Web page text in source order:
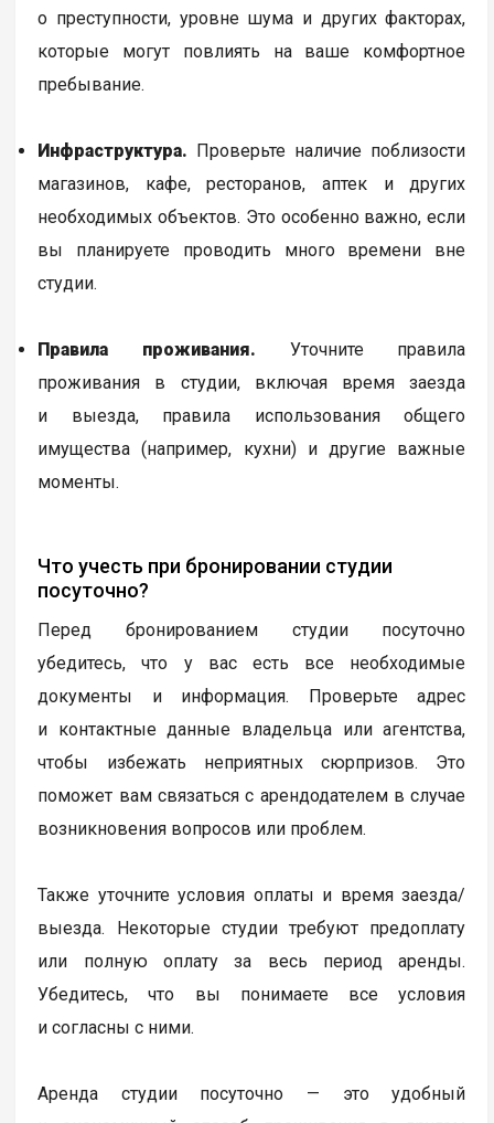
о преступности, уровне шума и других факторах,
которые могут повлиять на ваше комфортное
пребывание.
Инфраструктура. Проверьте наличие поблизости
магазинов, кафе, ресторанов, аптек и других
необходимых объектов. Это особенно важно, если
вы планируете проводить много времени вне
студии.
Правила проживания. Уточните правила
проживания в студии, включая время заезда
и выезда, правила использования общего
имущества (например, кухни) и другие важные
моменты.
Что учесть при бронировании студии
посуточно?
Перед бронированием студии посуточно
убедитесь, что у вас есть все необходимые
документы и информация. Проверьте адрес
и контактные данные владельца или агентства,
чтобы избежать неприятных сюрпризов. Это
поможет вам связаться с арендодателем в случае
возникновения вопросов или проблем.
Также уточните условия оплаты и время заезда/
выезда. Некоторые студии требуют предоплату
или полную оплату за весь период аренды.
Убедитесь, что вы понимаете все условия
и согласны с ними.
Аренда студии посуточно — это удобный